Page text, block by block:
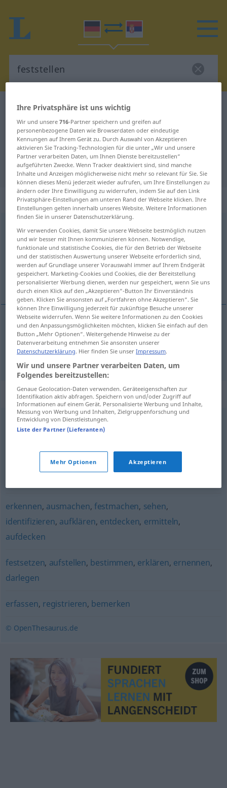
Deutsch-Serbisch Wörterbuch
Deutsch-Serbisch Übersetzung für
"feststellen"
"feststellen" Serbisch Übersetzung
„feststellen“
feststellen
Übersicht aller Übersetzungen
(Für mehr Details die Übersetzung anklicken/antippen)
установљивати, узимати личне податке
установљивати feststellen
узимати(личне податке) feststellenPersonalien
Synonyme für "feststellen"
festnehmen,sichern
ausmachen,bestimmen,erkennen
erkennen, ausmachen, festmachen, sehen,
identifizieren, aufklären, entdecken, ermitteln,
aufdecken
festsetzen, aufstellen, bestimmen, erklären, ernennen,
darlegen
erfassen, registrieren, bemerken
© OpenThesaurus.de
Ihre Privatsphäre ist uns wichtig
Wir und unsere716-Partner speichern und greifen auf
personenbezogene Daten wie Browserdaten oder eindeutige
Kennungen auf Ihrem Gerät zu. Durch Auswahl von Akzeptieren
aktivieren Sie Tracking-Technologien für die unter „Wir und unsere
Partner verarbeiten Daten, um Ihnen Dienste bereitzustellen“
aufgeführten Zwecke. Wenn Tracker deaktiviert sind, sind manche
Inhalte und Anzeigen möglicherweise nicht mehr so relevant für Sie. Sie
können dieses Menü jederzeit wieder aufrufen, um Ihre Einstellungen zu
ändern oder Ihre Einwilligung zu widerrufen, indem Sie auf den Link
Privatsphäre-Einstellungen am unteren Rand der Webseite klicken. Ihre
Einstellungen gelten innerhalb unseres Website. Weitere Informationen
finden Sie in unserer Datenschutzerklärung.
Wir verwenden Cookies, damit Sie unsere Webseite bestmöglich nutzen
und wir besser mit Ihnen kommunizieren können. Notwendige,
funktionale und statistische Cookies, die für den Betrieb der Webseite
und der statistischen Auswertung unserer Webseite erforderlich sind,
werden auf Grundlage unserer Vorauswahl immer auf Ihrem Endgerät
gespeichert. Marketing-Cookies und Cookies, die der Bereitstellung
personalisierter Werbung dienen, werden nur gespeichert, wenn Sie uns
durch einen Klick auf den „Akzeptieren“-Button Ihr Einverständnis
geben. Klicken Sie ansonsten auf „Fortfahren ohne Akzeptieren“. Sie
können Ihre Einwilligung jederzeit für zukünftige Besuche unserer
Webseite widerrufen. Wenn Sie weitere Informationen zu den Cookies
und den Anpassungsmöglichkeiten möchten, klicken Sie einfach auf den
Button „Mehr Optionen“. Weitergehende Hinweise zu der
Datenverarbeitung entnehmen Sie ansonsten unserer
Datenschutzerklärung. Hier finden Sie unserImpressum.
Wir und unsere Partner verarbeiten Daten, um
Folgendes bereitzustellen:
Genaue Geolocation-Daten verwenden. Geräteeigenschaften zur
Identifikation aktiv abfragen. Speichern von und/oder Zugriff auf
Informationen auf einem Gerät. Personalisierte Werbung und Inhalte,
Messung von Werbung und Inhalten, Zielgruppenforschung und
Entwicklung von Dienstleistungen.
Liste der Partner (Lieferanten)
Mehr Optionen Akzeptieren